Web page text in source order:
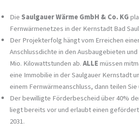
Die Saulgauer Wärme GmbH & Co. KG
Fernwärmenetzes in der Kernstadt Bad
Der Projekterfolg hängt vom Erreichen
Anschlussdichte in den Ausbaugebieten
Mio. Kilowattstunden ab.ALLEmüssen
eine Immobilie in der Saulgauer Kernstadt
einem Fernwärmeanschluss, dann teilen Sie
Der bewilligte Förderbescheid über 40%
liegt bereits vor und erlaubt einen
2031.